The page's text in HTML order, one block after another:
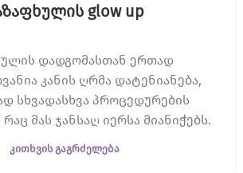
glow up
დადგომასთან ერთად
კანის ღრმა დატენიანება,
სხვადასხვა პროცედურების
მას ჯანსაღ იერსა მიანიჭებს.
ᲙᲘᲗᲮᲕᲘᲡ ᲒᲐᲒᲠᲫᲔᲚᲔᲑᲐ